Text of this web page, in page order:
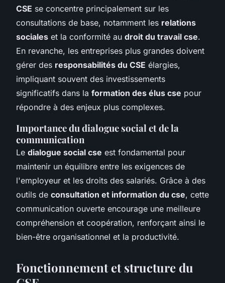
CSE se concentre principalement sur les
consultations de base, notamment les relations
sociales et la conformité au droit du travail cse.
En revanche, les entreprises plus grandes doivent
gérer des responsabilités du CSE élargies,
impliquant souvent des investissements
significatifs dans la formation des élus cse pour
répondre à des enjeux plus complexes.
Importance du dialogue social et de la
communication
Le dialogue social cse est fondamental pour
maintenir un équilibre entre les exigences de
l'employeur et les droits des salariés. Grâce à des
outils de consultation et information du cse, cette
communication ouverte encourage une meilleure
compréhension et coopération, renforçant ainsi le
bien-être organisationnel et la productivité.
Fonctionnement et structure du